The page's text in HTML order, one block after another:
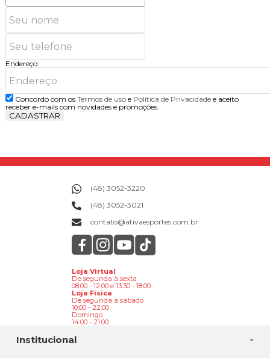
Endereço:
Concordo com os Termos de usoe Politica de Privacidadee aceito
receber e-mails com novidades e promoções.
CADASTRAR
Institucional
(48) 3052-3220
(48) 3052-3021
contato@ativaesportes.com.br
Loja Virtual
De segunda à sexta
08:00 - 12:00 e 13:30 - 18:00
Loja Física
De segunda à sábado
10:00 - 22:00
Domingo
14:00 - 21:00